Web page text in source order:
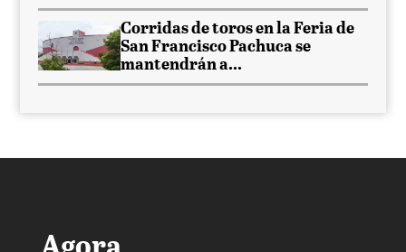
Corridas de toros en la Feria de
San Francisco Pachuca se
mantendrán a...